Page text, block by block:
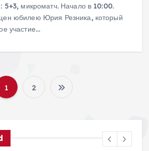
5+3, микроматч. Начало в 10:00.
юбилею Юрия Резника, который
участие…
П
1 2